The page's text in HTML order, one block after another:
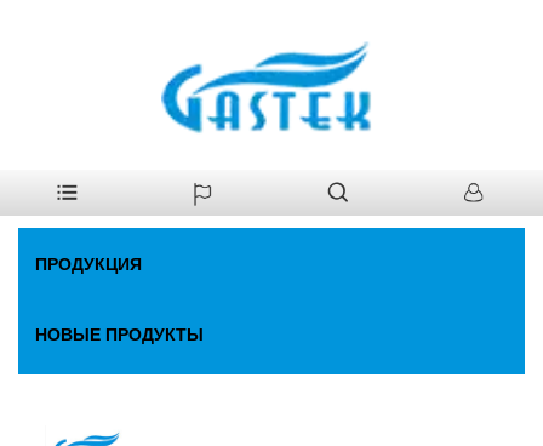
>
постоянная температура. Газовый водонагреватель
ПРОДУКЦИЯ
НОВЫЕ ПРОДУКТЫ